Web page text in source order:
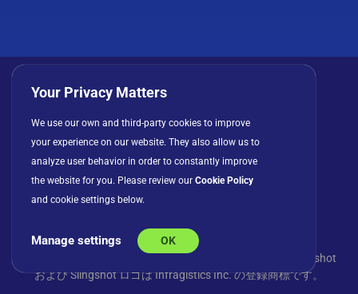
ライセンス契約
© Copyright 2026 INFRAGISTICS. All Rights Reserved. Slingshot
および Slingshot ロゴは Infragistics Inc. の登録商標です。
Your Privacy Matters
We use our own and third-party cookies to improve
your experience on our website. They also allow us to
analyze user behavior in order to constantly improve
the website for you. Please review our Cookie Policy
and cookie settings below.
Manage settings OK